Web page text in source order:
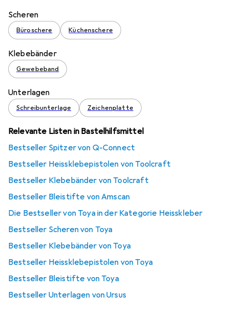
Scheren
Büroschere Küchenschere
Klebebänder
Gewebeband
Unterlagen
Schreibunterlage Zeichenplatte
Relevante Listen in Bastelhilfsmittel
Bestseller Spitzer von Q-Connect
Bestseller Heissklebepistolen von Toolcraft
Bestseller Klebebänder von Toolcraft
Bestseller Bleistifte von Amscan
Die Bestseller von Toya in der Kategorie Heisskleber
Bestseller Scheren von Toya
Bestseller Klebebänder von Toya
Bestseller Heissklebepistolen von Toya
Bestseller Bleistifte von Toya
Bestseller Unterlagen von Ursus